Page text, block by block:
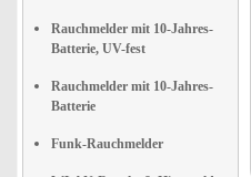
Rauchmelder mit 10-Jahres-
Batterie, UV-fest
Rauchmelder mit 10-Jahres-
Batterie
Funk-Rauchmelder